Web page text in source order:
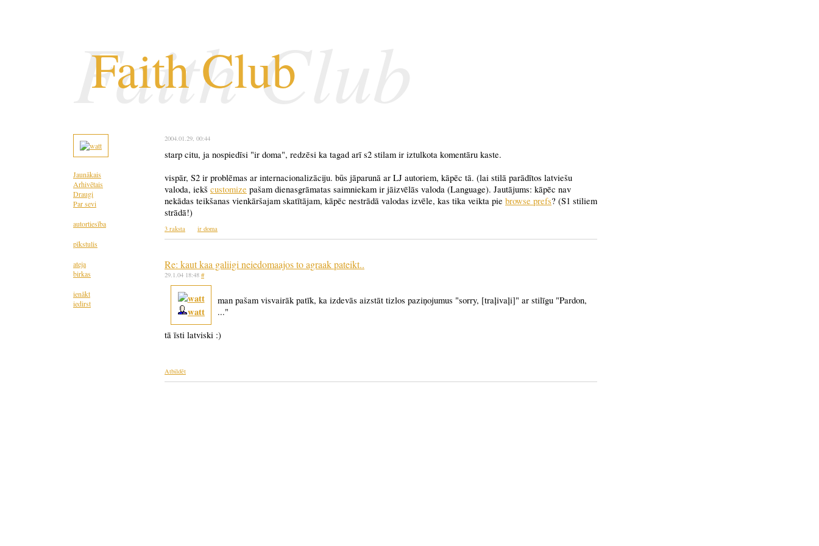
Faith Club
Faith Club
Jaunākais
Arhivētais
Draugi
Par sevi
autortiesība
pīkstulis
ateja
birkas
ienākt
iedirst
2004.01.29, 00:44
starp citu, ja nospiedīsi "ir doma", redzēsi ka tagad arī s2 stilam ir iztulkota komentāru kaste.
vispār, S2 ir problēmas ar internacionalizāciju. būs jāparunā ar LJ autoriem, kāpēc tā. (lai stilā parādītos latviešu
valoda, iekš customize pašam dienasgrāmatas saimniekam ir jāizvēlās valoda (Language). Jautājums: kāpēc nav
nekādas teikšanas vienkāršajam skatītājam, kāpēc nestrādā valodas izvēle, kas tika veikta pie browse prefs? (S1 stiliem
strādā!)
3 raksta ir doma
Re: kaut kaa galiigi neiedomaajos to agraak pateikt..
29.1.04 18:48 #
watt
man pašam visvairāk patīk, ka izdevās aizstāt tizlos paziņojumus "sorry, [traļivaļi]" ar stilīgu "Pardon,
..."
tā īsti latviski :)
Atbildēt